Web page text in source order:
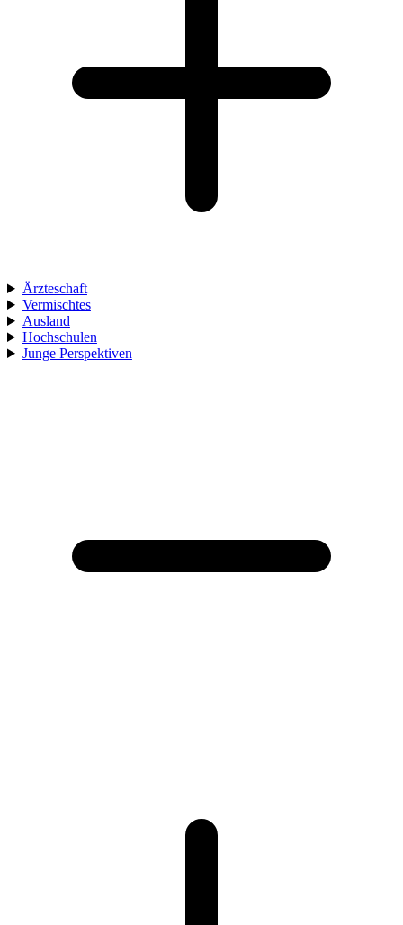
Ärzteschaft
Vermischtes
Ausland
Hochschulen
Junge Perspektiven